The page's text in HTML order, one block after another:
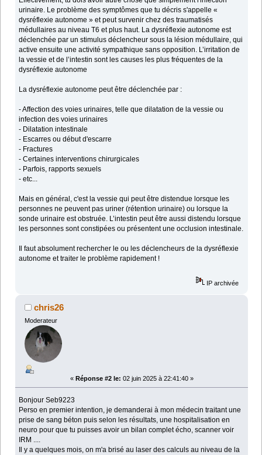
urinaire. Le problème des symptômes que tu décris s'appelle «
dysréflexie autonome » et peut survenir chez des traumatisés
médullaires au niveau T6 et plus haut. La dysréflexie autonome est
déclenchée par un stimulus déclencheur sous la lésion médullaire, qui
active ensuite une activité sympathique sans opposition. L’irritation de
la vessie et de l’intestin sont les causes les plus fréquentes de la
dysréflexie autonome
La dysréflexie autonome peut être déclenchée par :
- Affection des voies urinaires, telle que dilatation de la vessie ou
infection des voies urinaires
- Dilatation intestinale
- Escarres ou début d'escarre
- Fractures
- Certaines interventions chirurgicales
- Parfois, rapports sexuels
- etc...
Mais en général, c'est la vessie qui peut être distendue lorsque les
personnes ne peuvent pas uriner (rétention urinaire) ou lorsque la
sonde urinaire est obstruée. L’intestin peut être aussi distendu lorsque
les personnes sont constipées ou présentent une occlusion intestinale.
Il faut absolument rechercher le ou les déclencheurs de la dysréflexie
autonome et traiter le problème rapidement !
IP archivée
chris26
Moderateur
« Réponse #2 le: 02 juin 2025 à 22:41:40 »
Bonjour Seb9223
Perso en premier intention, je demanderai à mon médecin traitant une
prise de sang béton puis selon les résultats, une hospitalisation en
neuro pour que tu puisses avoir un bilan complet écho, scanner voir
IRM ....
Il y a quelques mois, on m'a brisé au laser des calculs au niveau de la